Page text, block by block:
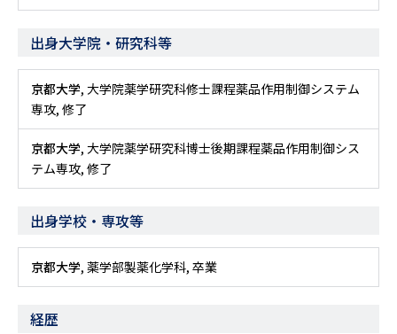
出身大学院・研究科等
京都大学, 大学院薬学研究科修士課程薬品作用制御システム
専攻, 修了
京都大学, 大学院薬学研究科博士後期課程薬品作用制御シス
テム専攻, 修了
出身学校・専攻等
京都大学, 薬学部製薬化学科, 卒業
経歴